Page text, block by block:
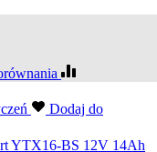
Dodaj do